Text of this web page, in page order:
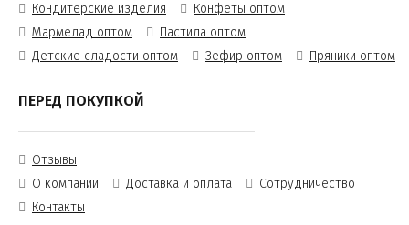
Кондитерские изделия
Конфеты оптом
Мармелад оптом
Пастила оптом
Детские сладости оптом
Зефир оптом Пряники оптом
ПЕРЕД ПОКУПКОЙ
Отзывы
О компании
Доставка и оплата
Сотрудничество
Контакты